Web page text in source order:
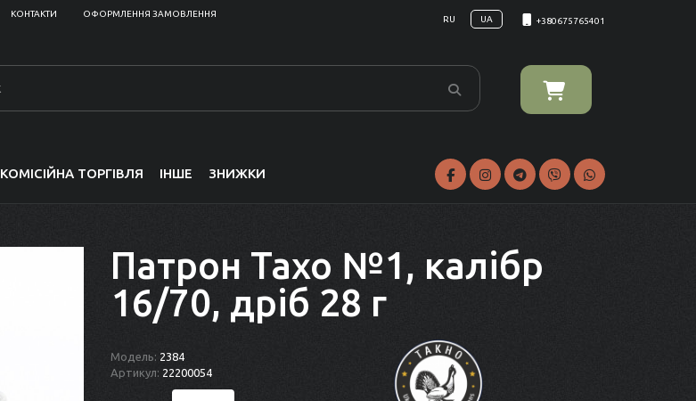
КОНТАКТИ ОФОРМЛЕННЯ ЗАМОВЛЕННЯ
RU UA +380675765401
КОМІСІЙНА ТОРГІВЛЯ ІНШЕ ЗНИЖКИ
Патрон Тахо №1, калібр
16/70, дріб 28 г
Модель: 2384
Артикул: 22200054